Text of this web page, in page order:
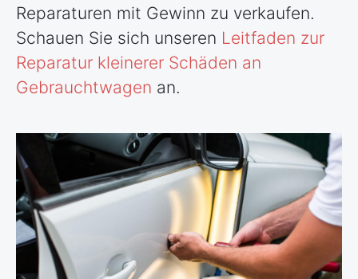
Reparaturen mit Gewinn zu verkaufen.
Schauen Sie sich unseren Leitfaden zur
Reparatur kleinerer Schäden an
Gebrauchtwagen an.